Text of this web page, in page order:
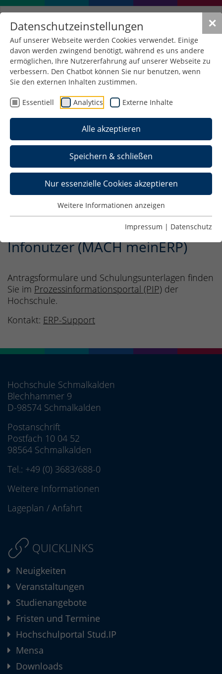
✕
Datenschutzeinstellungen
Auf unserer Webseite werden Cookies verwendet. Einige
davon werden zwingend benötigt, während es uns andere
ermöglichen, Ihre Nutzererfahrung auf unserer Webseite zu
verbessern. Den Chatbot können Sie nur benutzen, wenn
Sie den externen Inhalten zustimmen.
Essentiell Analytics Externe Inhalte
Alle akzeptieren
Speichern & schließen
Nur essenzielle Cookies akzeptieren
Weitere Informationen anzeigen
Impressum | Datenschutz
Infonutzer (MACH meinERP)
Antragsformulare und Schulungsunterlagen finden
Sie im Prozessinformationsportal (PIP) der
Hochschule.
Kontakt: ERP-Support
Hochschule Schmalkalden
Blechhammer 9
D-98574 Schmalkalden
Postanschrift
Postfach 10 04 52
98564 Schmalkalden
Tel.: +49 (0) 3683/688-0
Weitere Informationen
Lageplan / Anfahrt
QUICKLINKS
Neuigkeiten
Veranstaltungen
Studienangebote
Fristen und Termine
Hochschulportal Stud.IP
Mensa
Downloads